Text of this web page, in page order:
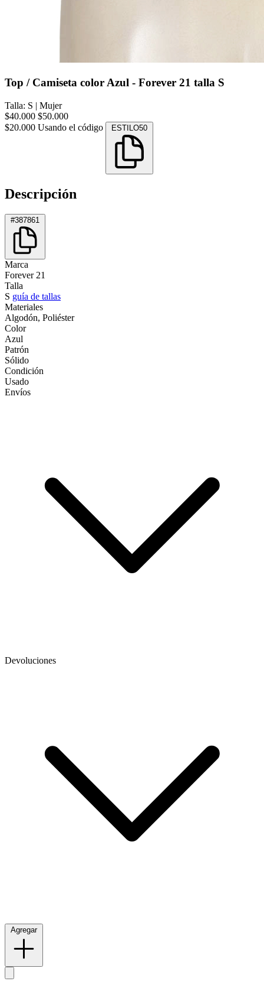
Top / Camiseta color Azul - Forever 21 talla S
Talla: S | Mujer
$40.000 $50.000
$20.000 Usando el código ESTILO50
Descripción
#387861
Marca
Forever 21
Talla
S guía de tallas
Materiales
Algodón, Poliéster
Color
Azul
Patrón
Sólido
Condición
Usado
Envíos
Devoluciones
Agregar